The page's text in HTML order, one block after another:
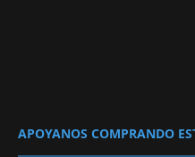
APOYANOS COMPRANDO